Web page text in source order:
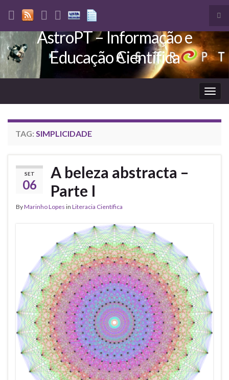
Search for:
AstroPT – Informação e
Educação Científica
TAG: SIMPLICIDADE
SET
06
A beleza abstracta –
Parte I
ByMarinho Lopes in Literacia Científica